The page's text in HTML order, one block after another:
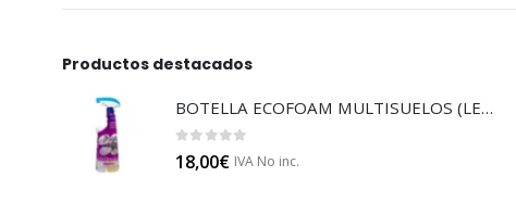
Productos destacados
BOTELLA ECOFOAM MULTISUELOS (LECOF12)
0 out of 5
18,00€ IVA No inc.